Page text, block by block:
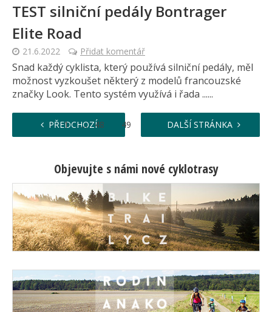
TEST silniční pedály Bontrager
Elite Road
21.6.2022 Přidat komentář
Snad každý cyklista, který používá silniční pedály, měl
možnost vyzkoušet některý z modelů francouzské
značky Look. Tento systém využívá i řada ......
PŘEDCHOZÍ
1 … 48 49 51 52
DALŠÍ STRÁNKA
Objevujte s námi nové cyklotrasy